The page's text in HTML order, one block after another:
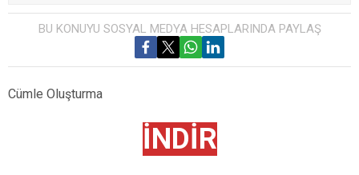
BU KONUYU SOSYAL MEDYA HESAPLARINDA PAYLAŞ
Cümle Oluşturma
İNDİR